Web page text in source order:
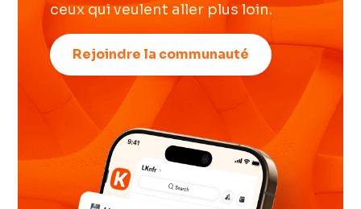
ceux qui veulent aller plus loin.
Rejoindre la communauté